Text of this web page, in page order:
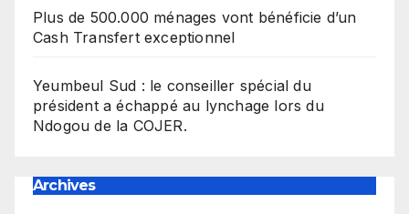
Plus de 500.000 ménages vont bénéficie d’un
Cash Transfert exceptionnel
Yeumbeul Sud : le conseiller spécial du
président a échappé au lynchage lors du
Ndogou de la COJER.
Archives